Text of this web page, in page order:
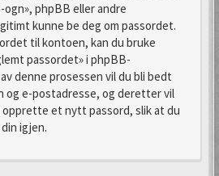
phpBB eller andre
kunne be deg om passordet.
til kontoen, kan du bruke
passordet» i phpBB-
denne prosessen vil du bli bedt
og e-postadresse, og deretter vil
et nytt passord, slik at du
igjen.